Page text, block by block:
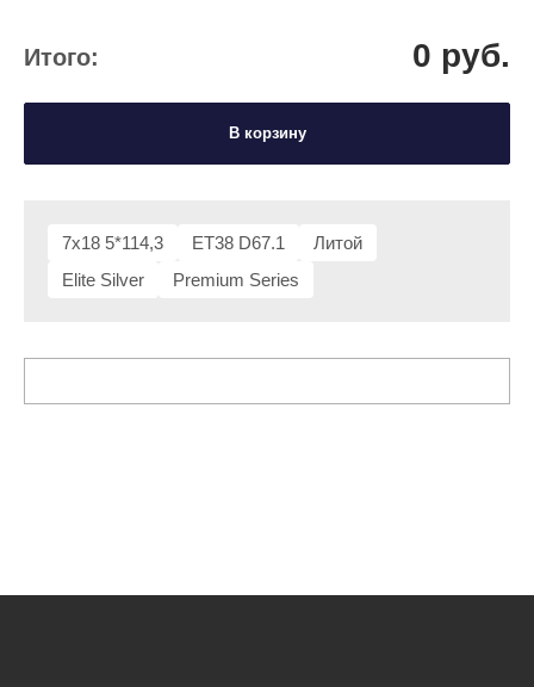
7x18 5*114,3 ET38 D67.1
Литой
Elite Silver
Premium Series
Итого: 0 руб.
В корзину